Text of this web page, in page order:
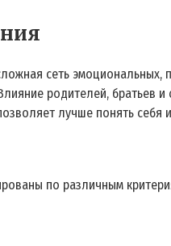
сеть
родителей, братьев
лучше понять себя
по различным